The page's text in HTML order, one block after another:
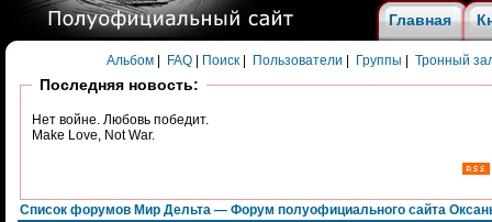
Главная
Альбом FAQ Поиск Пользователи Группы Тронный
Последняя новость:
Нет войне. Любовь победит.
Make Love, Not War.
Список форумов Мир Дельта — Форум полуофициального сайта